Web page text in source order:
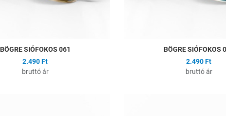
BÖGRE SIÓFOKOS 061
2.490 Ft
bruttó ár
BÖGRE SIÓFOKOS
2.490 Ft
bruttó ár